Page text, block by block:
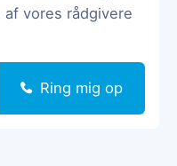
vores rådgivere
Ring mig op